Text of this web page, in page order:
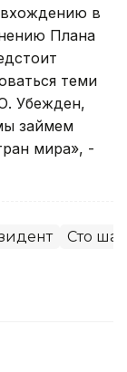
в
Плана
теми
Убежден,
займем
мира», -
Сто